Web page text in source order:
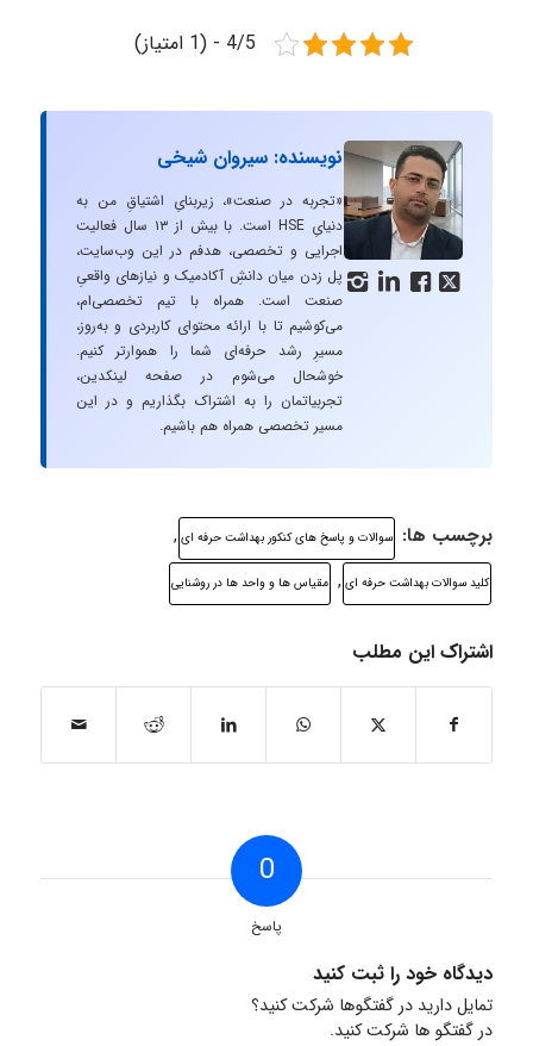
4/5 - (1 امتیاز)
   
نویسنده: سیروان شیخی
«تجربه در صنعت»، زیربنایِ اشتیاقِ من به
دنیایِ HSE است. با بیش از ۱۳ سال فعالیت
اجرایی و تخصصی، هدفم در این وب‌سایت،
پل زدن میان دانشِ آکادمیک و نیازهای واقعیِ
صنعت است. همراه با تیم تخصصی‌ام،
می‌کوشیم تا با ارائه محتوای کاربردی و به‌روز،
مسیرِ رشد حرفه‌ای شما را هموارتر کنیم.
خوشحال می‌شوم در صفحه لینکدین،
تجربیاتمان را به اشتراک بگذاریم و در این
مسیر تخصصی همراه هم باشیم.
برچسب ها: سوالات و پاسخ های کنکور بهداشت حرفه ای ,
کلید سوالات بهداشت حرفه ای , مقیاس ها و واحد ها در روشنایی
اشتراک این مطلب
0
پاسخ
دیدگاه خود را ثبت کنید
تمایل دارید در گفتگوها شرکت کنید؟
در گفتگو ها شرکت کنید.